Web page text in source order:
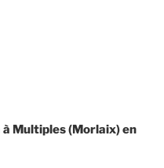
Multiples (Morlaix) en